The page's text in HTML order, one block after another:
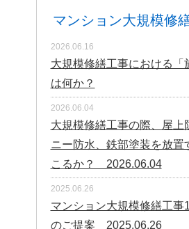
マンション大規模修
2026.06.16
大規模修繕工事における「
は何か？
2026.06.04
大規模修繕工事の際、屋上
ニー防水、鉄部塗装を放置
こるか？ 2026.06.04
2025.06.26
マンション大規模修繕工事
のご提案 2025.06.26